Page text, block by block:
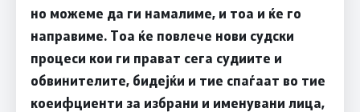
но можеме да ги намалиме, и тоа и ќе го
направиме. Тоа ќе повлече нови судски
процеси кои ги прават сега судиите и
обвинителите, бидејќи и тие спаѓаат во тие
коеифциенти за избрани и именувани лица,